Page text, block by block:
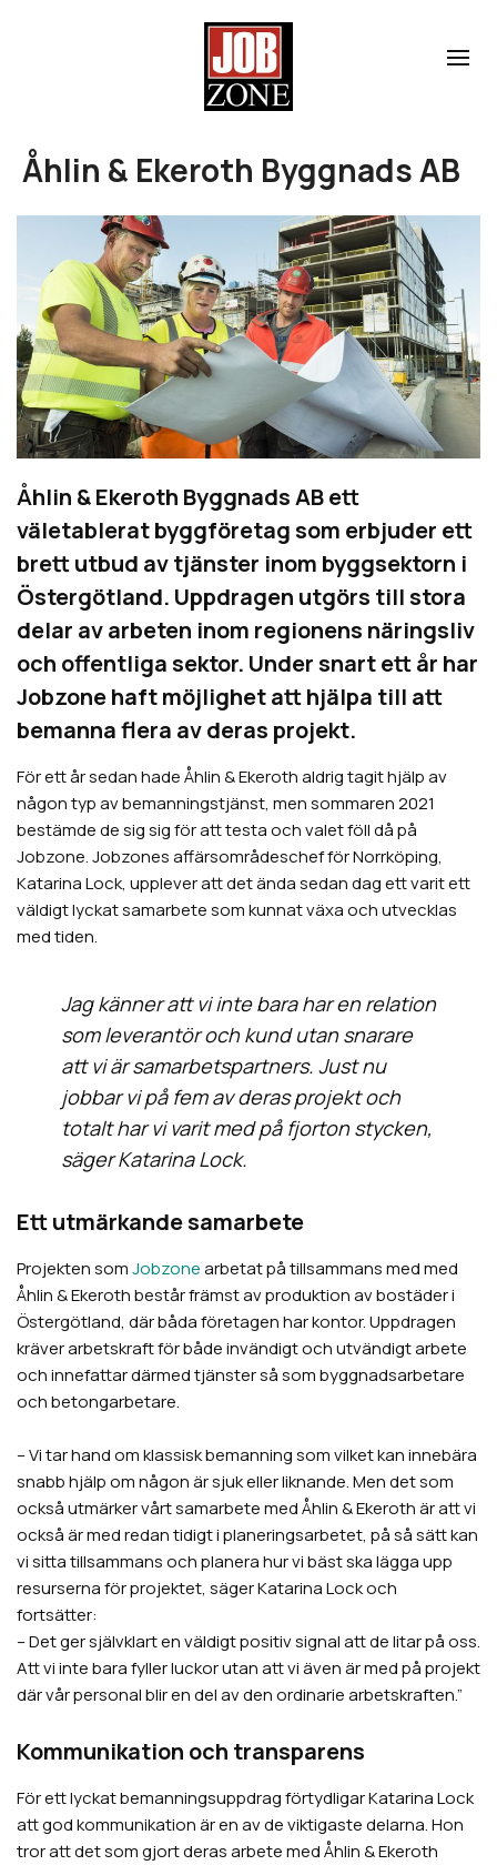
Åhlin & Ekeroth Byggnads AB
Åhlin & Ekeroth Byggnads ABett
väletablerat byggföretag som erbjuder ett
brett utbud av tjänster inom byggsektorn i
Östergötland. Uppdragen utgörs tillstora
delar av arbeten inom regionens näringsliv
och offentliga sektor. Undersnart ett år har
Jobzone haft möjlighet att hjälpa till att
bemanna flera av deras projekt.
För ett år sedan hade Åhlin & Ekeroth aldrig tagit hjälp av
någon typ av bemanningstjänst, men sommaren 2021
bestämde de sig sig för att testa och valet föll då på
Jobzone. Jobzones affärsområdeschef för Norrköping,
Katarina Lock, upplever att det ända sedan dag ett varit ett
väldigt lyckat samarbete som kunnat växa och utvecklas
med tiden.
Jag känner att vi inte bara har en relation
som leverantör och kund utan snarare
att vi är samarbetspartners. Just nu
jobbar vi på fem av deras projekt och
totalt har vi varit med på fjorton stycken,
säger Katarina Lock.
Ett utmärkande samarbete
Projekten somJobzonearbetat på tillsammans med med
Åhlin & Ekeroth består främst av produktion av bostäder i
Östergötland, där båda företagen har kontor. Uppdragen
kräver arbetskraft för både invändigt och utvändigt arbete
och innefattar därmed tjänster så som byggnadsarbetare
och betongarbetare.
– Vi tar hand om klassisk bemanning som vilket kan innebära
snabb hjälp om någon är sjuk eller liknande. Men det som
också utmärker vårt samarbete med Åhlin & Ekeroth är att vi
också är med redan tidigt i planeringsarbetet, på så sätt kan
vi sitta tillsammans och planera hur vi bäst ska lägga upp
resurserna för projektet, säger Katarina Lock och
fortsätter:
– Det ger självklart en väldigt positiv signal att de litar på oss.
Att vi inte bara fyller luckor utan att vi även är med på projekt
där vår personal blir en del av den ordinarie arbetskraften.”
Kommunikation och transparens
För ett lyckat bemanningsuppdrag förtydligar Katarina Lock
att god kommunikation är en av de viktigaste delarna. Hon
tror att det som gjort deras arbete med Åhlin & Ekeroth